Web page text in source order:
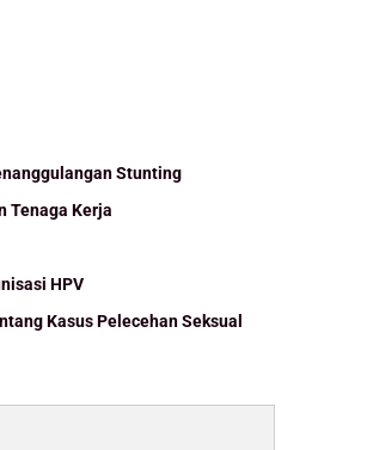
Stunting
Tenaga Kerja
HPV
Kasus Pelecehan Seksual